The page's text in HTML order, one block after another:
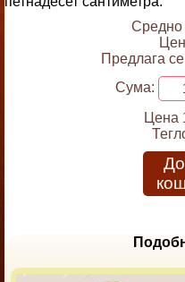
Средно
Предлага
Сума:
Цена